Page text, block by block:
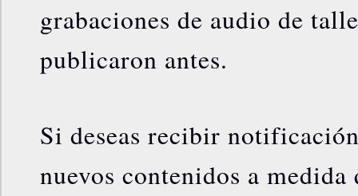
grabaciones de audio de
publicaron antes.
Si deseas recibir
nuevos contenidos a